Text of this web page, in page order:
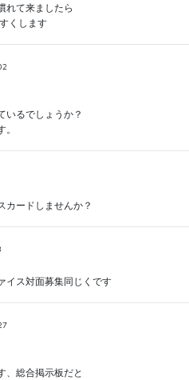
れて来ましたら
くします
いるでしょうか？
カードしませんか？
イス対面募集同じくです
、総合掲示板だと